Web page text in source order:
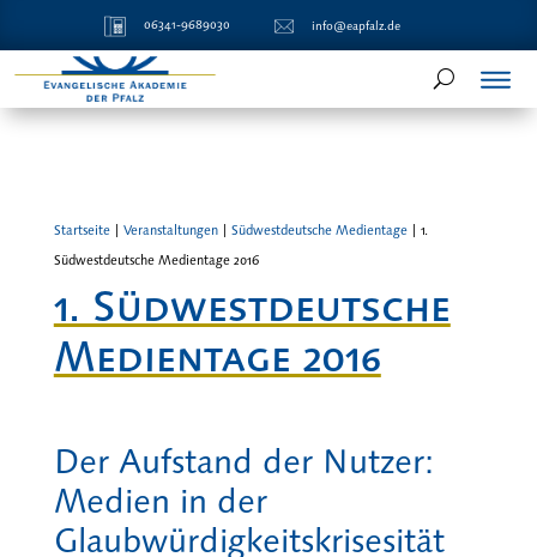
06341-9689030 info@eapfalz.de
Startseite| Veranstaltungen| Südwestdeutsche Medientage| 1.
Südwestdeutsche Medientage 2016
1. Südwestdeutsche
Medientage 2016
Der Aufstand der Nutzer:
Medien in der
Glaubwürdigkeitskrisesität